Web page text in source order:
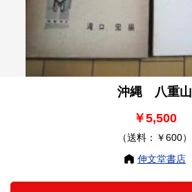
沖縄 八重山
￥5,500
（送料：￥600）
伸文堂書店